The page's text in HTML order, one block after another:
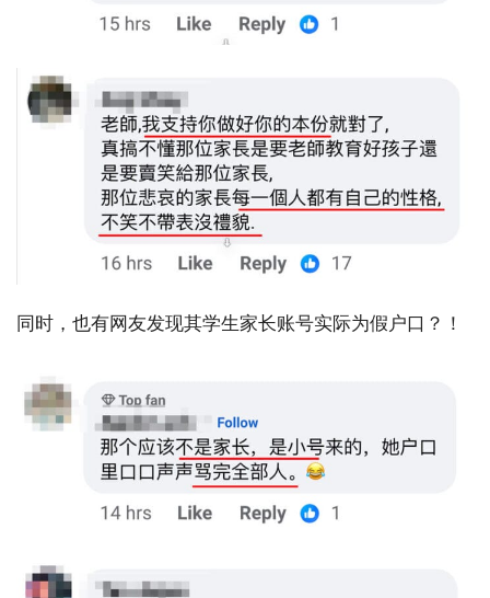
同时，也有网友发现其学生家长账号实际为假户口？！